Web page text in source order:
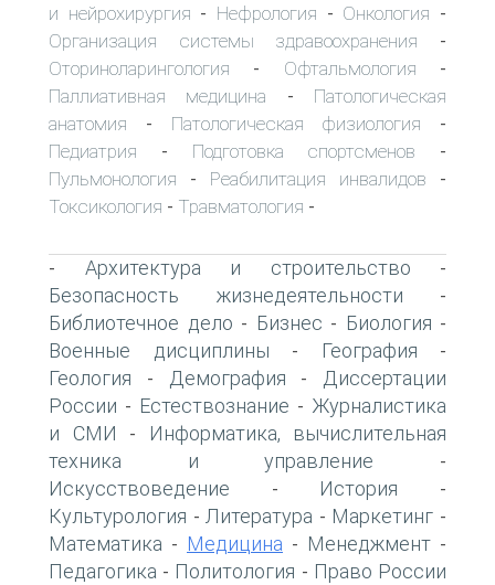
и нейрохирургия - Нефрология - Онкология -
Организация системы здравоохранения -
Оториноларингология - Офтальмология -
Паллиативная медицина - Патологическая
анатомия - Патологическая физиология -
Педиатрия - Подготовка спортсменов -
Пульмонология - Реабилитация инвалидов -
Токсикология - Травматология -
- Архитектура и строительство -
Безопасность жизнедеятельности -
Библиотечное дело - Бизнес - Биология -
Военные дисциплины - География -
Геология - Демография -
Диссертации
России - Естествознание - Журналистика
и СМИ -
Информатика, вычислительная
техника и управление -
Искусствоведение - История -
Культурология - Литература - Маркетинг -
Математика - Медицина - Менеджмент -
Педагогика - Политология - Право России